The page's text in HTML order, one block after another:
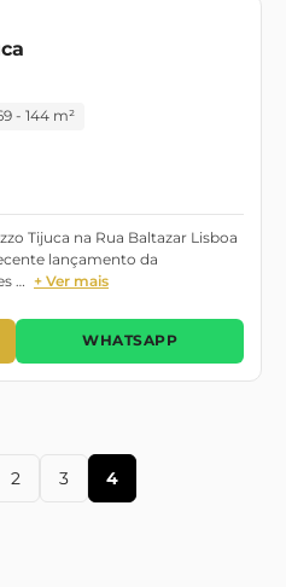
- 144 m²
Tijuca na Rua Baltazar Lisboa
lançamento da
… + Ver mais
WHATSAPP
2 3 4